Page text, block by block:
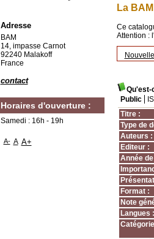
La
Ce
Attention :
Qu'est-
Public
Titre :
Type de
Auteurs :
Editeur :
Année
Format :
Note
Langues :
Adresse
BAM
14, impasse Carnot
92240 Malakoff
France
contact
Horaires d'ouverture :
Samedi : 16h - 19h
A- A A+